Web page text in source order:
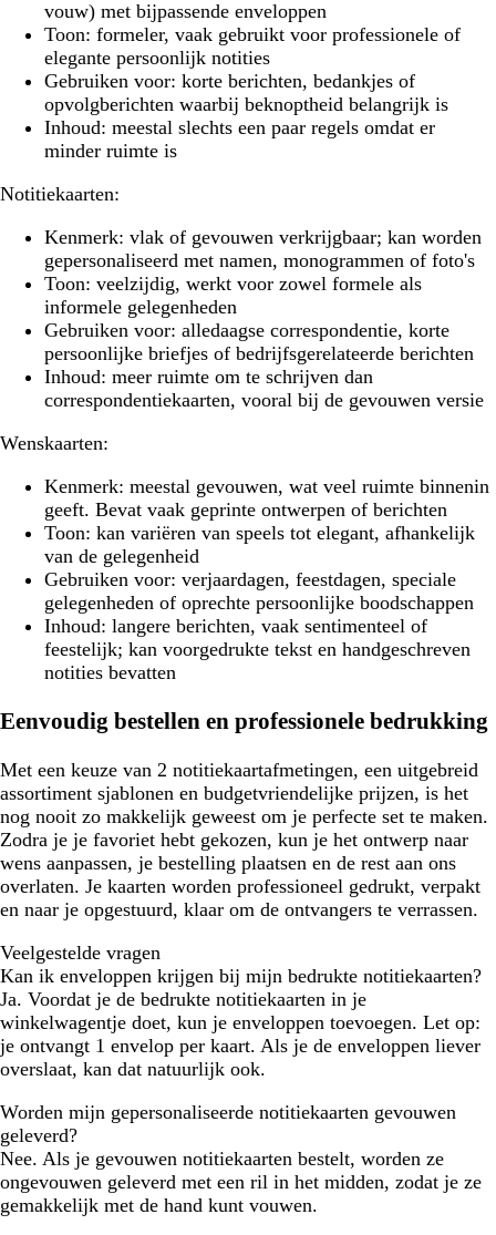
vouw) met bijpassende enveloppen
Toon: formeler, vaak gebruikt voor professionele of
elegante persoonlijk notities
Gebruiken voor: korte berichten, bedankjes of
opvolgberichten waarbij beknoptheid belangrijk is
Inhoud: meestal slechts een paar regels omdat er
minder ruimte is
Notitiekaarten:
Kenmerk: vlak of gevouwen verkrijgbaar; kan worden
gepersonaliseerd met namen, monogrammen of foto's
Toon: veelzijdig, werkt voor zowel formele als
informele gelegenheden
Gebruiken voor: alledaagse correspondentie, korte
persoonlijke briefjes of bedrijfsgerelateerde berichten
Inhoud: meer ruimte om te schrijven dan
correspondentiekaarten, vooral bij de gevouwen versie
Wenskaarten:
Kenmerk: meestal gevouwen, wat veel ruimte binnenin
geeft. Bevat vaak geprinte ontwerpen of berichten
Toon: kan variëren van speels tot elegant, afhankelijk
van de gelegenheid
Gebruiken voor: verjaardagen, feestdagen, speciale
gelegenheden of oprechte persoonlijke boodschappen
Inhoud: langere berichten, vaak sentimenteel of
feestelijk; kan voorgedrukte tekst en handgeschreven
notities bevatten
Eenvoudig bestellen en professionele bedrukking
Met een keuze van 2 notitiekaartafmetingen, een uitgebreid
assortiment sjablonen en budgetvriendelijke prijzen, is het
nog nooit zo makkelijk geweest om je perfecte set te maken.
Zodra je je favoriet hebt gekozen, kun je het ontwerp naar
wens aanpassen, je bestelling plaatsen en de rest aan ons
overlaten. Je kaarten worden professioneel gedrukt, verpakt
en naar je opgestuurd, klaar om de ontvangers te verrassen.
Veelgestelde vragen
Kan ik enveloppen krijgen bij mijn bedrukte notitiekaarten?
Ja. Voordat je de bedrukte notitiekaarten in je
winkelwagentje doet, kun je enveloppen toevoegen. Let op:
je ontvangt 1 envelop per kaart. Als je de enveloppen liever
overslaat, kan dat natuurlijk ook.
Worden mijn gepersonaliseerde notitiekaarten gevouwen
geleverd?
Nee. Als je gevouwen notitiekaarten bestelt, worden ze
ongevouwen geleverd met een ril in het midden, zodat je ze
gemakkelijk met de hand kunt vouwen.